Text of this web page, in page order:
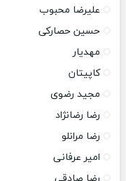
علیرضا محبوب
حسین حصارکی
مهدیار
کاپیتان
مجید رضوی
رضا رضانژاد
رضا مرانلو
امیر عرفانی